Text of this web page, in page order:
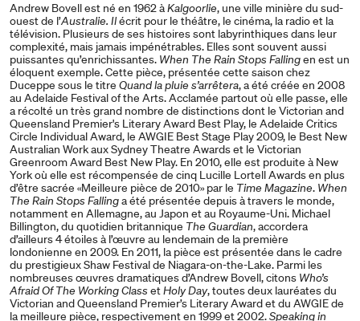
Andrew Bovell est né en 1962 àKalgoorlie, une ville minière du sud-
ouest de l’Australie. Ilécrit pour le théâtre, le cinéma, la radio et la
télévision. Plusieurs de ses histoires sont labyrinthiques dans leur
complexité, mais jamais impénétrables. Elles sont souvent aussi
puissantes qu’enrichissantes. When The Rain Stops Fallingen est un
éloquent exemple. Cette pièce, présentée cette saison chez
Duceppe sous le titre Quand la pluie s’arrêtera, a été créée en 2008
au Adelaide Festival of the Arts. Acclamée partout où elle passe, elle
a récolté un très grand nombre de distinctions dont le Victorian and
Queensland Premier's Literary Award Best Play, le Adelaide Critics
Circle Individual Award, le AWGIE Best Stage Play 2009, le Best New
Australian Work aux Sydney Theatre Awards et le Victorian
Greenroom Award Best New Play. En 2010, elle est produite à New
York où elle est récompensée de cinq Lucille Lortell Awards en plus
d’être sacrée «Meilleure pièce de 2010» par le Time Magazine. When
The Rain Stops Fallinga été présentée depuis à travers le monde,
notamment en Allemagne, au Japon et au Royaume-Uni. Michael
Billington, du quotidien britannique The Guardian, accordera
d’ailleurs 4 étoiles à l’œuvre au lendemain de la première
londonienne en 2009. En 2011, la pièce est présentée dans le cadre
du prestigieux Shaw Festival de Niagara-on-the-Lake. Parmi les
nombreuses œuvres dramatiques d’Andrew Bovell, citons Who’s
Afraid Of The WorkingClass etHoly Day, toutes deux lauréates du
Victorian and Queensland Premier’s Literary Award et du AWGIE de
la meilleure pièce, respectivement en 1999 et 2002.Speaking in